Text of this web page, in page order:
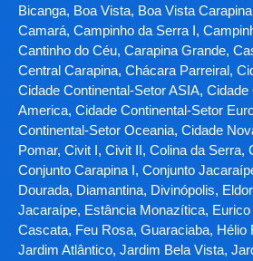
Bicanga, Boa Vista, Boa Vista
Camará, Campinho da Serra I,
Cantinho do Céu, Carapina Grande,
Central Carapina, Chácara Parreiral,
Cidade Continental-Setor ASIA,
America, Cidade Continental-Setor
Continental-Setor Oceania, Cidade
Pomar, Civit I, Civit II, Colina da Serra,
Conjunto Carapina I, Conjunto
Dourada, Diamantina, Divinópolis,
Jacaraípe, Estância Monazítica,
Cascata, Feu Rosa, Guaraciaba, Hélio
Jardim Atlântico, Jardim Bela Vista,